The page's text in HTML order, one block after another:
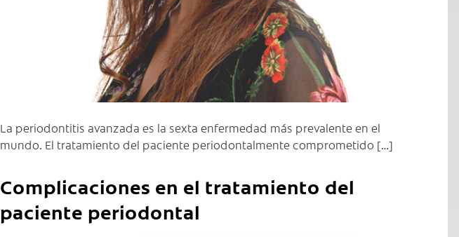
La periodontitis avanzada es la sexta enfermedad más prevalente en el
mundo. El tratamiento del paciente periodontalmente comprometido […]
Complicaciones en el tratamiento del
paciente periodontal